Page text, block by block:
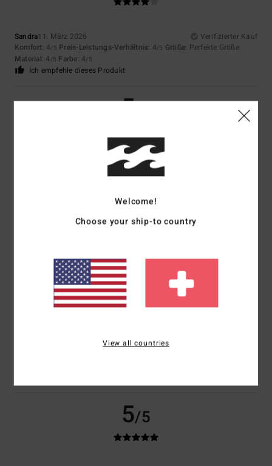
Sandra11. März 2026
Verifizierter Kauf
Komfort: 4/5 Preis-Leistungs-Verhältnis: 4/5 Größe: Perfekte Größe
Material: 4 /5 Farbe: 4/5
Ich empfehle dieses Produkt
5
2. März 2026
Preis-Leistungs-Verhältnis: 5
Ich empfehle dieses Produkt
5 /5
Original anzeigen - Français
5/5
Welcome!
Choose your ship-to country
View all countries